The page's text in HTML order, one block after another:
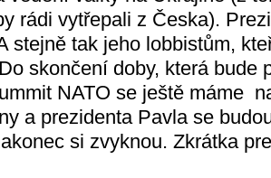
rádi vytřepali z Česka).
stejně tak jeho lobbistům,
skončení doby, která bude
NATO se ještě máme
a prezidenta Pavla se
si zvyknou. Zkrátka